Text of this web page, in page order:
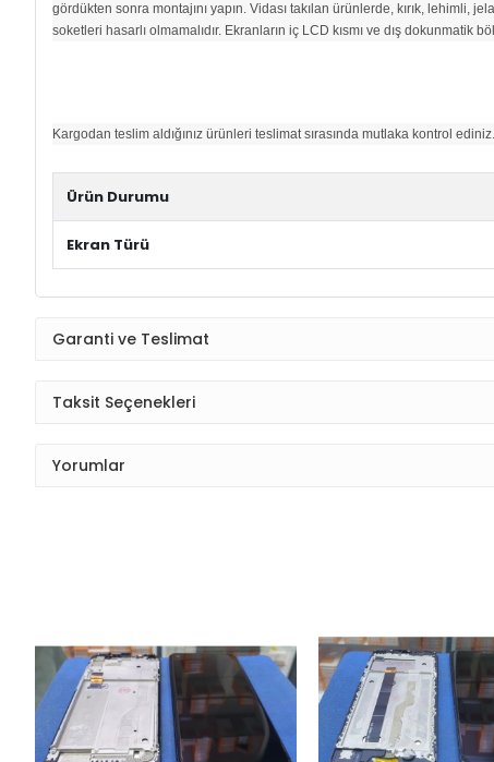
gördükten sonra montajını yapın. Vidası takılan ürünlerde, kırık,
soketleri hasarlı olmamalıdır. Ekranların iç LCD kısmı ve dış dokunmatik
Kargodan teslim aldığınız ürünleri teslimat sırasında mutlaka kontrol
Ürün Durumu
Ekran Türü
Garanti ve Teslimat
Taksit Seçenekleri
Yorumlar